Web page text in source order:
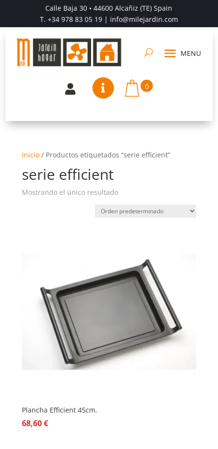
Calle Baja 30 • 44600 Alcañiz (TE) Spain
T. +34 978 83 05 19| info@milejardin.com
  0
Inicio/ Productos etiquetados “serie efficient”
serie efficient
Mostrando el único resultado
Plancha Efficient 45cm.
68,60€